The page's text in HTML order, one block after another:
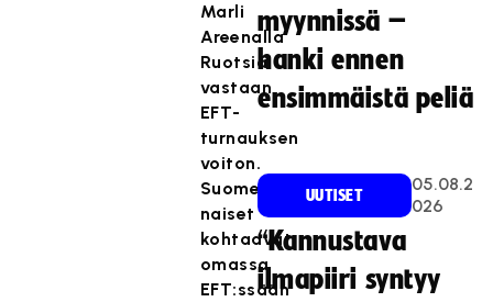
Marli
Areenalla
Ruotsia
vastaan
EFT-
turnauksen
voiton.
Suomen
naiset
kohtaavat
omassa
EFT:ssään
myynnissä –
hanki ennen
ensimmäistä peliä
UUTISET
05.08.2
026
“Kannustava
ilmapiiri syntyy